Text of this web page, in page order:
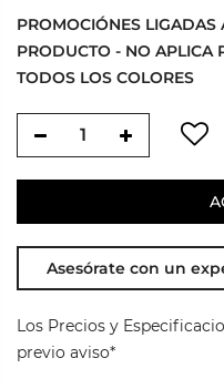
PROMOCIÓNES LIGADAS
PRODUCTO - NO APLICA
TODOS LOS COLORES
Asesórate con un
Los Precios y
previo aviso*